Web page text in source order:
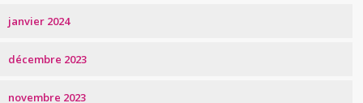
janvier 2024
décembre 2023
novembre 2023